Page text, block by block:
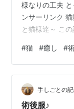
様なりの工夫
ンサーリンク
と猫様達～ こ
が・・・。 す
こも慣れてきた
届いたダンボー
そうな大きさで
なんだかおかし
#猫 #癒し #
手しごとの
術後服♪